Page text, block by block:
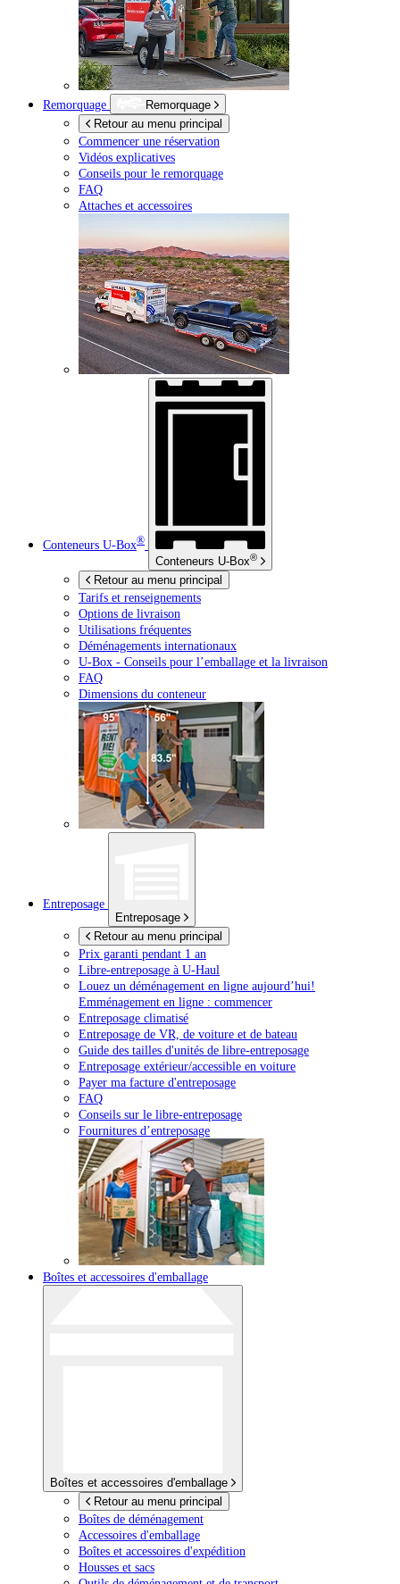
Remorquage
Remorquage
Retour au menu principal
Commencer une réservation
Vidéos explicatives
Conseils pour le remorquage
FAQ
Attaches et accessoires
Conteneurs U-Box®
Conteneurs U-Box®
Retour au menu principal
Tarifs et renseignements
Options de livraison
Utilisations fréquentes
Déménagements internationaux
U-Box - Conseils pour l’emballage et la livraison
FAQ
Dimensions du conteneur
Entreposage
Entreposage
Retour au menu principal
Prix garanti pendant 1 an
Libre-entreposage à U-Haul
Louez un déménagement en ligne aujourd’hui!
Emménagement en ligne : commencer
Entreposage climatisé
Entreposage de VR, de voiture et de bateau
Guide des tailles d'unités de libre-entreposage
Entreposage extérieur/accessible en voiture
Payer ma facture d'entreposage
FAQ
Conseils sur le libre-entreposage
Fournitures d’entreposage
Boîtes et accessoires d'emballage
Boîtes et accessoires d'emballage
Retour au menu principal
Boîtes de déménagement
Accessoires d'emballage
Boîtes et accessoires d'expédition
Housses et sacs